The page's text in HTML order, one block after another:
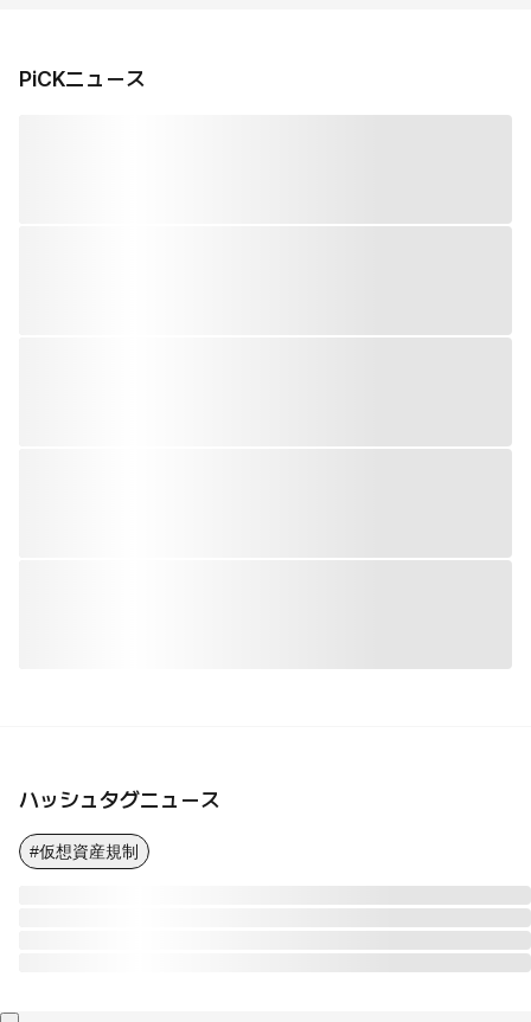
PiCKニュース
ハッシュタグニュース
#仮想資産規制